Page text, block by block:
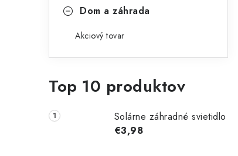
Dom a záhrada
Akciový tovar
Top 10 produktov
Solárne záhradné svietidlo
€3,98